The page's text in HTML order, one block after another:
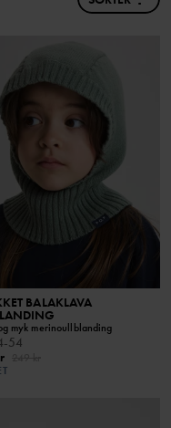
BALAKLAVA
myk merinoullblanding
54